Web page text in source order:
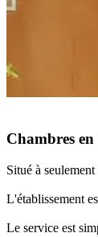
Chambres
Situé à
L'établissement
Le service est